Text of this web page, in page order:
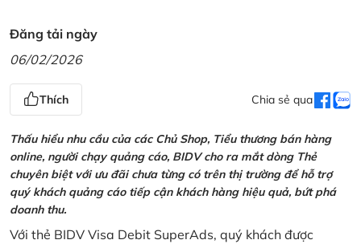
Đăng tải ngày
06/02/2026
Thích Chia sẻ qua
Thấu hiểu nhu cầu của các Chủ Shop, Tiểu thương bán hàng
online, người chạy quảng cáo, BIDV cho ra mắt dòng Thẻ
chuyên biệt với ưu đãi chưa từng có trên thị trường để hỗ trợ
quý khách quảng cáo tiếp cận khách hàng hiệu quả, bứt phá
doanh thu.
Với thẻ BIDV Visa Debit SuperAds, quý khách được